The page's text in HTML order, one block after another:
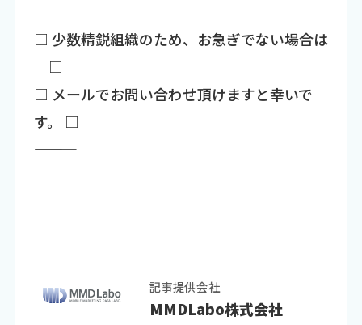
□ 少数精鋭組織のため、お急ぎでない場合は
□
□ メールでお問い合わせ頂けますと幸いで
す。 □
―――――――――――――――――――――――
記事提供会社
MMDLabo株式会社